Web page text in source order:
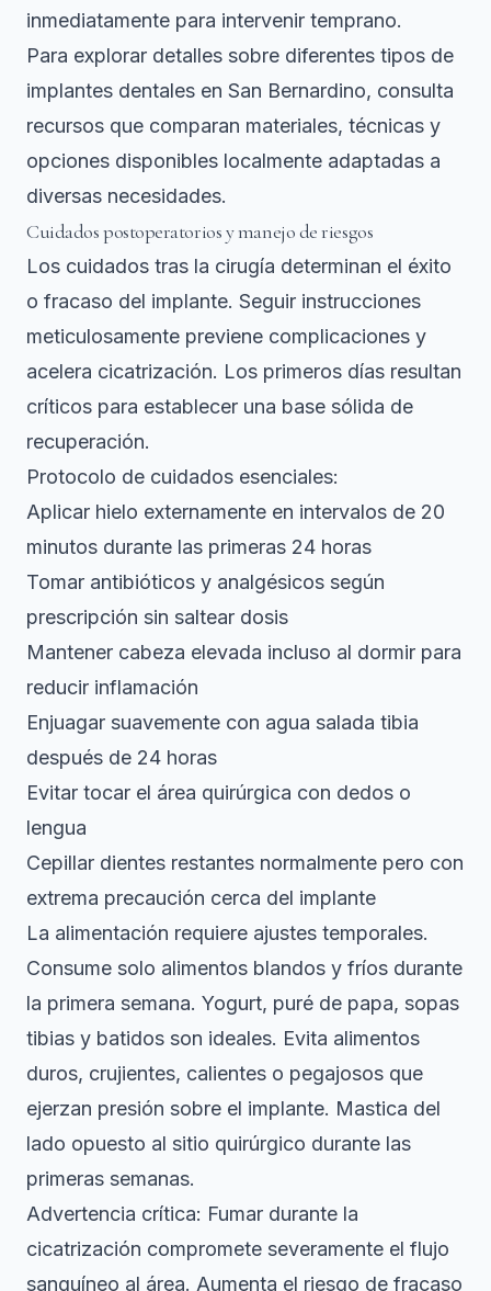
inmediatamente para intervenir temprano.
Para explorar detalles sobre diferentes tipos de
implantes dentales en San Bernardino, consulta
recursos que comparan materiales, técnicas y
opciones disponibles localmente adaptadas a
diversas necesidades.
Cuidados postoperatorios y manejo de riesgos
Los cuidados tras la cirugía determinan el éxito
o fracaso del implante. Seguir instrucciones
meticulosamente previene complicaciones y
acelera cicatrización. Los primeros días resultan
críticos para establecer una base sólida de
recuperación.
Protocolo de cuidados esenciales:
Aplicar hielo externamente en intervalos de 20
minutos durante las primeras 24 horas
Tomar antibióticos y analgésicos según
prescripción sin saltear dosis
Mantener cabeza elevada incluso al dormir para
reducir inflamación
Enjuagar suavemente con agua salada tibia
después de 24 horas
Evitar tocar el área quirúrgica con dedos o
lengua
Cepillar dientes restantes normalmente pero con
extrema precaución cerca del implante
La alimentación requiere ajustes temporales.
Consume solo alimentos blandos y fríos durante
la primera semana. Yogurt, puré de papa, sopas
tibias y batidos son ideales. Evita alimentos
duros, crujientes, calientes o pegajosos que
ejerzan presión sobre el implante. Mastica del
lado opuesto al sitio quirúrgico durante las
primeras semanas.
Advertencia crítica: Fumar durante la
cicatrización compromete severamente el flujo
sanguíneo al área. Aumenta el riesgo de fracaso